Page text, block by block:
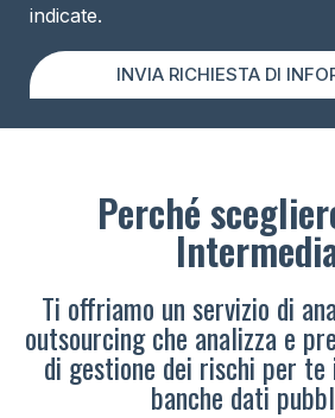
indicate.
INVIA RICHIESTA DI
Perché
Ti offriamo un servizio di
outsourcing che analizza e
di gestione dei rischi per
banche dati